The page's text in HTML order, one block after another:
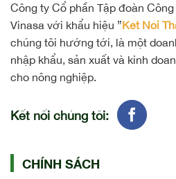
Công ty Cổ phần Tập đoàn
Vinasa với khẩu hiệu ”Kết Nối
chúng tôi hướng tới, là một
nhập khẩu, sản xuất và kinh
cho nông nghiệp.
Kết nối chúng tôi:
CHÍNH SÁCH